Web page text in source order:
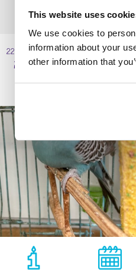
This website uses
We use cookies to
information about your
other information that
2200 København N
2 undulater